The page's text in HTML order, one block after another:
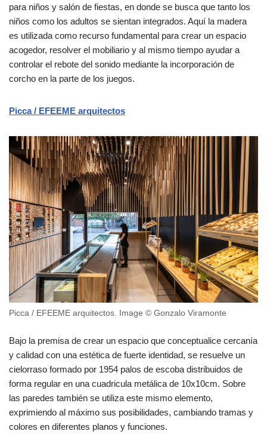
para niños y salón de fiestas, en donde se busca que tanto los
niños como los adultos se sientan integrados. Aquí la madera
es utilizada como recurso fundamental para crear un espacio
acogedor, resolver el mobiliario y al mismo tiempo ayudar a
controlar el rebote del sonido mediante la incorporación de
corcho en la parte de los juegos.
Picca / EFEEME arquitectos
Picca / EFEEME arquitectos. Image © Gonzalo Viramonte
Bajo la premisa de crear un espacio que conceptualice cercanía
y calidad con una estética de fuerte identidad, se resuelve un
cielorraso formado por 1954 palos de escoba distribuidos de
forma regular en una cuadricula metálica de 10x10cm. Sobre
las paredes también se utiliza este mismo elemento,
exprimiendo al máximo sus posibilidades, cambiando tramas y
colores en diferentes planos y funciones.